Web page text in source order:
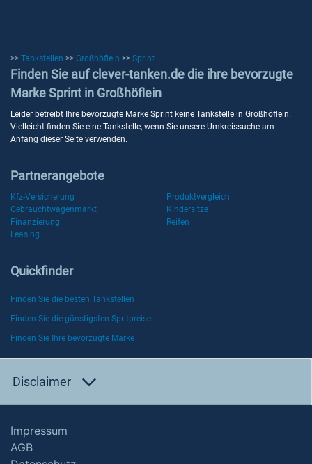
>> Tankstellen >> Großhöflein >> Sprint
Finden Sie auf clever-tanken.de die ihre bevorzugte
Marke Sprint in Großhöflein
Leider betreibt Ihre bevorzugte Marke Sprint keine Tankstelle in Großhöflein.
Vielleicht finden Sie eine Tankstelle, wenn Sie unsere Umkreissuche am
Anfang dieser Seite verwenden.
Partnerangebote
Kfz-Versicherung
Produktvergleich
Gebrauchtwagenmarkt
Kindersitze
Finanzierung
Reifen
Leasing
Quickfinder
Finden Sie die besten Tankstellen
Finden Sie die günstigsten Spritpreise
Finden Sie Ihre bevorzugte Marke
Disclaimer
Impressum
AGB